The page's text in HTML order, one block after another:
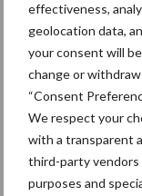
effectiveness,
geolocation data,
your consent will
change or
“Consent
We respect your
with a transparent
third-party vendors
purposes and